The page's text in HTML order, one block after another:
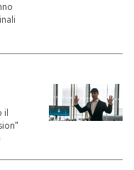
Boomer!
calcio 2026
il